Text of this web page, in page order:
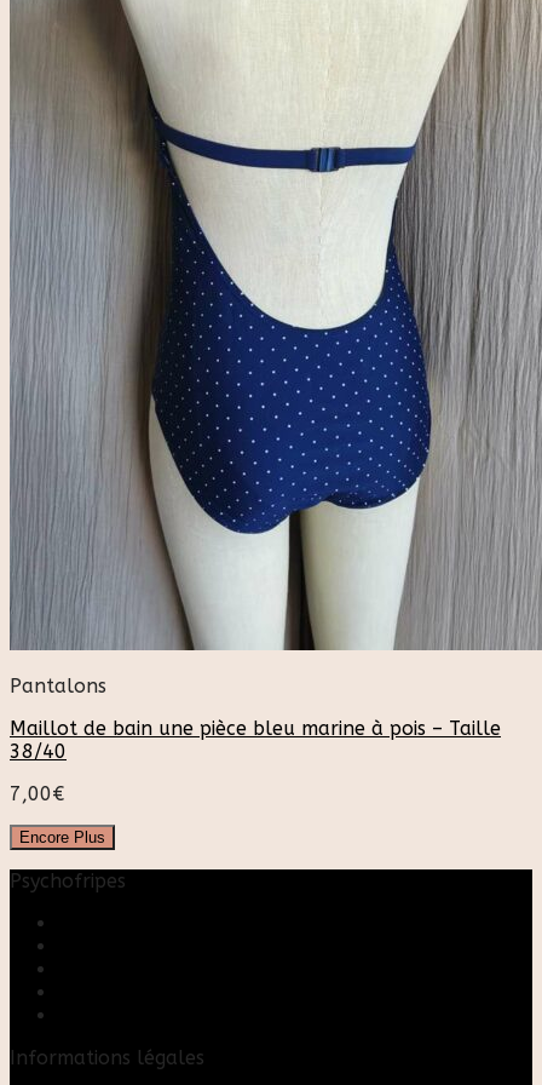
Pantalons
Maillot de bain une pièce bleu marine à pois – Taille
38/40
7,00€
Encore Plus
Psychofripes
Informations légales